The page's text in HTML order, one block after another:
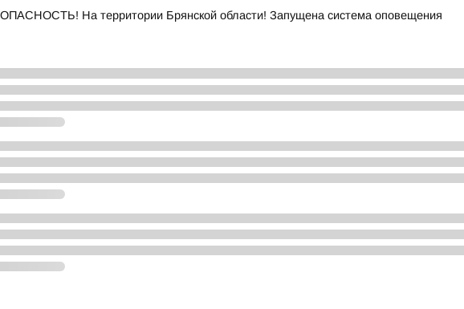
На территории Брянской области! Запущена система оповещения